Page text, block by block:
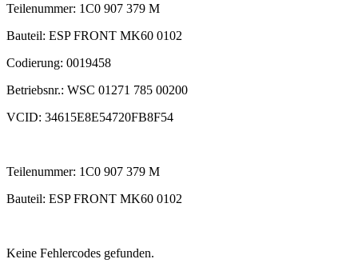
Teilenummer: 1C0 907 379 M
Bauteil: ESP FRONT MK60 0102
Codierung: 0019458
Betriebsnr.: WSC 01271 785 00200
VCID: 34615E8E54720FB8F54
Teilenummer: 1C0 907 379 M
Bauteil: ESP FRONT MK60 0102
Keine Fehlercodes gefunden.